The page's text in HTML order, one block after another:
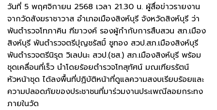
วันที่ 5 พฤศจิกายน 2568 เวลา 21.30 น. ผู้สื่อข่าวรายงาน
จากวัดสังฆราชาวาส อำเภอเมืองสิงห์บุรี จังหวัดสิงห์บุรี ว่า
พันตำรวจโทภาคิน ฑีฆาวงค์ รองผู้กำกับการสืบสวน สภ.เมือง
สิงห์บุรี พันตำรวจตรีปุญชรัสมิ์ ชูทอง สวป.สภ.เมืองสิงห์บุรี
พันตำรวจตรีนิรุต วิเลปนะ สวป.(ชส.) สภ.เมืองสิงห์บุรี พร้อม
ชุดเคลื่อนที่เร็ว นำโดยร้อยตำรวจโทสุทัศน์ มณเฑียรรัตน์
หัวหน้าชุด ได้ลงพื้นที่ปฏิบัติหน้าที่ดูแลความสงบเรียบร้อยและ
ความปลอดภัยของประชาชนที่มาร่วมงานประเพณีลอยกระทง
ภายในวัด